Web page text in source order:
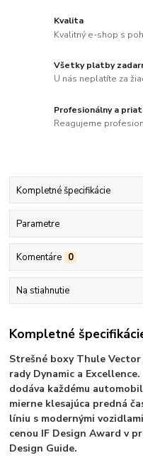
Kvalita
Kvalitný e-shop s
Všetky platby
U nás neplatíte za
Profesionálny a
Reagujeme
Kompletné špecifikácie
Parametre
Komentáre 0
Na stiahnutie
Kompletné
Strešné boxy Thule
rady Dynamic a
dodáva každému
mierne klesajúca predná
líniu s modernými
cenou IF Design Award v
Design Guide.